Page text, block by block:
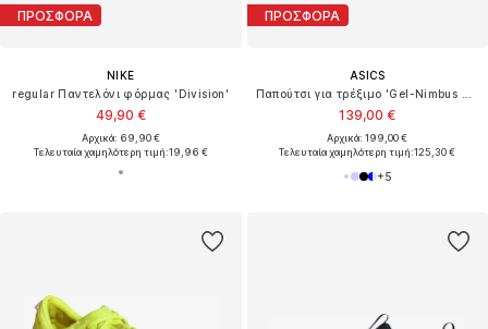
ΠΡΟΣΦΟΡΑ
NIKE
regular Παντελόνι φόρμας 'Division'
49,90 €
Αρχικά: 69,90 €
Τελευταία χαμηλότερη τιμή:19,96 €
ΠΡΟΣΦΟΡΑ
ASICS
Παπούτσι για τρέξιμο 'Gel-Nimbus 28'
139,00 €
Αρχικά: 199,00 €
Τελευταία χαμηλότερη τιμή:125,30 €
+5